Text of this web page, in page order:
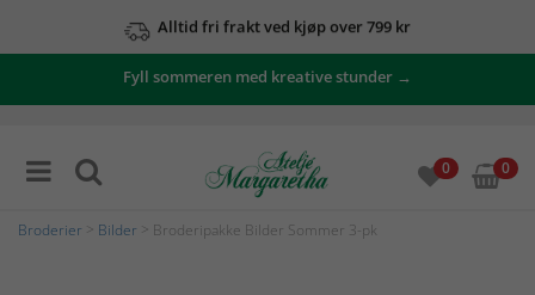
Alltid fri frakt ved kjøp over 799 kr
Fyll sommeren med kreative stunder →
0 0
Broderier Bilder > Broderipakke Bilder Sommer 3-pk